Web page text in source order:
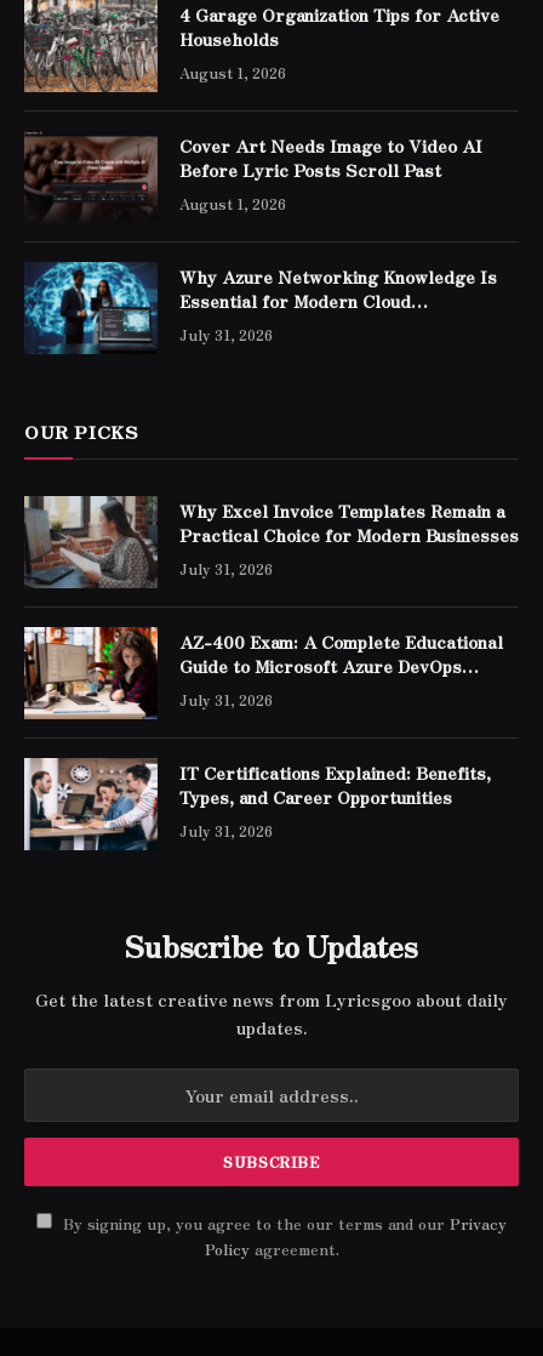
4 Garage Organization Tips for Active
Households
August 1, 2026
Cover Art Needs Image to Video AI
Before Lyric Posts Scroll Past
August 1, 2026
Why Azure Networking Knowledge Is
Essential for Modern Cloud
Professionals
July 31, 2026
OUR PICKS
Why Excel Invoice Templates Remain a
Practical Choice for Modern Businesses
July 31, 2026
AZ-400 Exam: A Complete Educational
Guide to Microsoft Azure DevOps
Engineer Expert Certification
July 31, 2026
IT Certifications Explained: Benefits,
Types, and Career Opportunities
July 31, 2026
Subscribe to Updates
Get the latest creative news from Lyricsgoo about daily
updates.
By signing up, you agree to the our terms and our Privacy
Policyagreement.